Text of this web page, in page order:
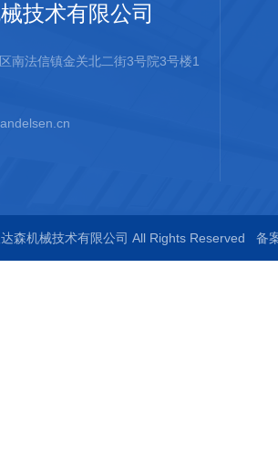
技术有限公司
南法信镇金关北二街3号院3号楼1
森机械技术有限公司 All Rights Reserved 备